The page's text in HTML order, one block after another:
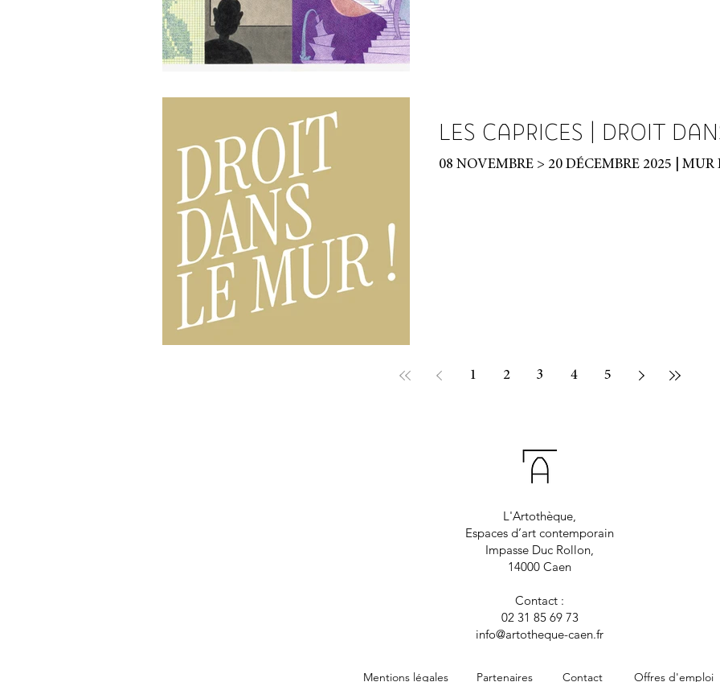
LES CAPRICES | DROIT
08 NOVEMBRE > 20 DÉCEMBRE 2025 | MUR
1 2 3 4 5
L'Artothèque,
Espaces d’art contemporain
Impasse Duc Rollon,
14000 Caen
Contact :
02 31 85 69 73
info@artotheque-caen.fr
Mentions légales Partenaires Contact Offres d'emploi